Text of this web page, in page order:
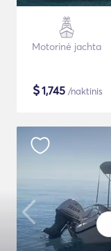
Motorinė jachta
$1,745 /naktinis